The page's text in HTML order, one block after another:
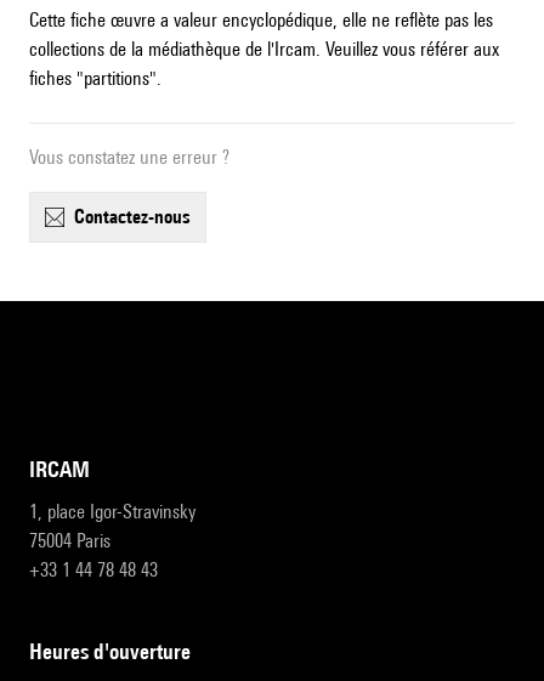
Cette fiche œuvre a valeur encyclopédique, elle ne reflète pas les
collections de la médiathèque de l'Ircam. Veuillez vous référer aux
fiches "partitions".
Vous constatez une erreur ?
contactez-nous
IRCAM
1, place Igor-Stravinsky
75004 Paris
+33 1 44 78 48 43
heures d'ouverture